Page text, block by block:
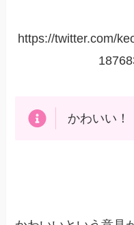
https://twitter.com/
かわいい！